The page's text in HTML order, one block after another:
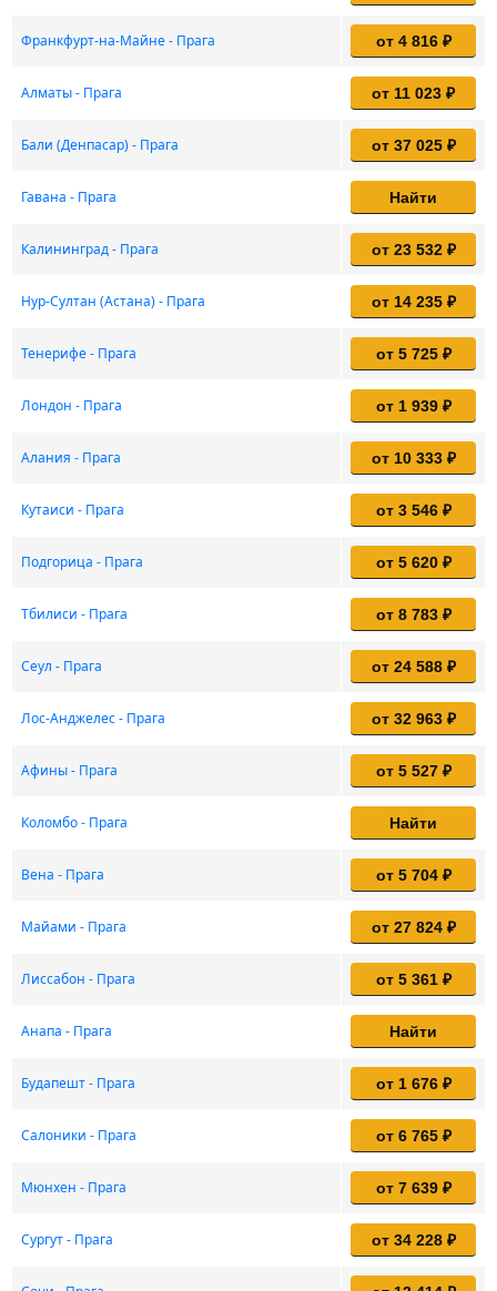
Франкфурт-на-Майне - Прага от 4 816 ₽
Алматы - Прага от 11 023 ₽
Бали (Денпасар) - Прага от 37 025 ₽
Гавана - Прага Найти
Калининград - Прага от 23 532 ₽
Нур-Султан (Астана) - Прага от 14 235 ₽
Тенерифе - Прага от 5 725 ₽
Лондон - Прага от 1 939 ₽
Алания - Прага от 10 333 ₽
Кутаиси - Прага от 3 546 ₽
Подгорица - Прага от 5 620 ₽
Тбилиси - Прага от 8 783 ₽
Сеул - Прага от 24 588 ₽
Лос-Анджелес - Прага от 32 963 ₽
Афины - Прага от 5 527 ₽
Коломбо - Прага Найти
Вена - Прага от 5 704 ₽
Майами - Прага от 27 824 ₽
Лиссабон - Прага от 5 361 ₽
Анапа - Прага Найти
Будапешт - Прага от 1 676 ₽
Салоники - Прага от 6 765 ₽
Мюнхен - Прага от 7 639 ₽
Сургут - Прага от 34 228 ₽